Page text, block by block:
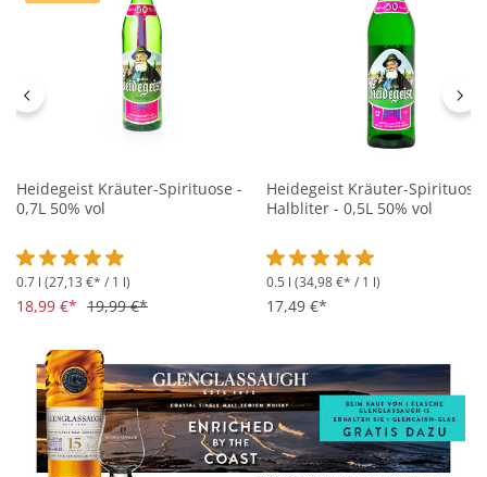
Heidegeist Kräuter-Spirituose -
0,7L 50% vol
Durchschnittliche Bewertung von 4.9 von 5 Sternen
0.7 l (27,13 €* / 1 l)
18,99 €* 19,99 €*
Heidegeist Kräuter-Spirituose
Halbliter - 0,5L 50% vol
Durchschnittliche
0.5 l (34,98 €* / 1 l)
17,49 €*